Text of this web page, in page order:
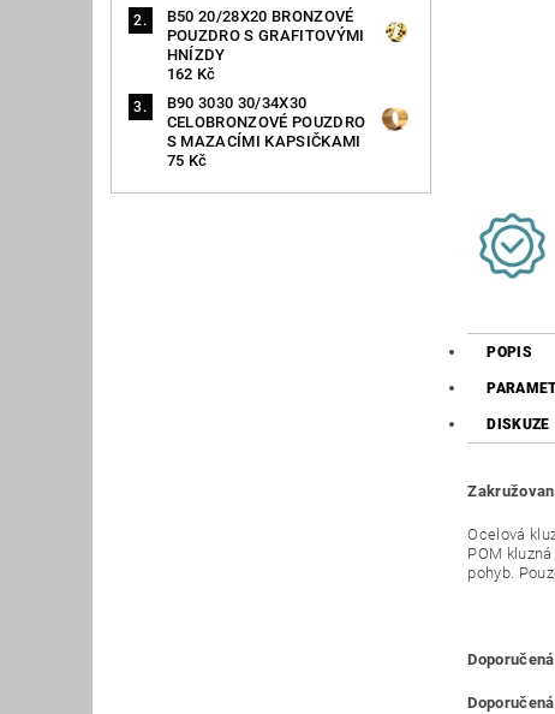
B50 20/28X20 BRONZOVÉ
POUZDRO S GRAFITOVÝMI
HNÍZDY
162 Kč
B90 3030 30/34X30
CELOBRONZOVÉ POUZDRO
S MAZACÍMI KAPSIČKAMI
75 Kč
POPIS
DISKUZE
Ocelová
POM
pohyb.